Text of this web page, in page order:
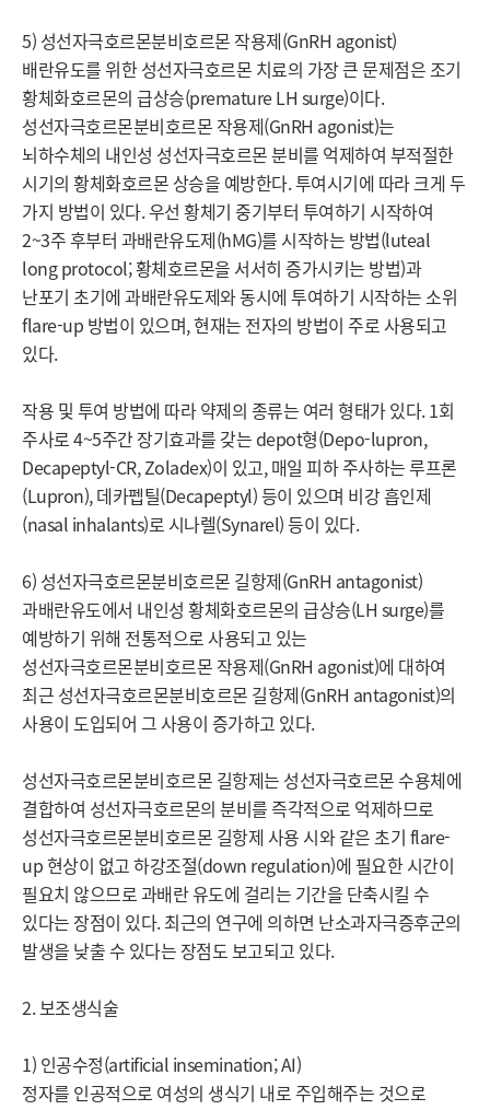
5) 성선자극호르몬분비호르몬 작용제(GnRH agonist)
배란유도를 위한 성선자극호르몬 치료의 가장 큰 문제점은 조기
황체화호르몬의 급상승(premature LH surge)이다.
성선자극호르몬분비호르몬 작용제(GnRH agonist)는
뇌하수체의 내인성 성선자극호르몬 분비를 억제하여 부적절한
시기의 황체화호르몬 상승을 예방한다. 투여시기에 따라 크게 두
가지 방법이 있다. 우선 황체기 중기부터 투여하기 시작하여
2~3주 후부터 과배란유도제(hMG)를 시작하는 방법(luteal
long protocol; 황체호르몬을 서서히 증가시키는 방법)과
난포기 초기에 과배란유도제와 동시에 투여하기 시작하는 소위
flare-up 방법이 있으며, 현재는 전자의 방법이 주로 사용되고
있다.
작용 및 투여 방법에 따라 약제의 종류는 여러 형태가 있다. 1회
주사로 4~5주간 장기효과를 갖는 depot형(Depo-lupron,
Decapeptyl-CR, Zoladex)이 있고, 매일 피하 주사하는 루프론
(Lupron), 데카펩틸(Decapeptyl) 등이 있으며 비강 흡인제
(nasal inhalants)로 시나렐(Synarel) 등이 있다.
6) 성선자극호르몬분비호르몬 길항제(GnRH antagonist)
과배란유도에서 내인성 황체화호르몬의 급상승(LH surge)를
예방하기 위해 전통적으로 사용되고 있는
성선자극호르몬분비호르몬 작용제(GnRH agonist)에 대하여
최근 성선자극호르몬분비호르몬 길항제(GnRH antagonist)의
사용이 도입되어 그 사용이 증가하고 있다.
성선자극호르몬분비호르몬 길항제는 성선자극호르몬 수용체에
결합하여 성선자극호르몬의 분비를 즉각적으로 억제하므로
성선자극호르몬분비호르몬 길항제 사용 시와 같은 초기 flare-
up 현상이 없고 하강조절(down regulation)에 필요한 시간이
필요치 않으므로 과배란 유도에 걸리는 기간을 단축시킬 수
있다는 장점이 있다. 최근의 연구에 의하면 난소과자극증후군의
발생을 낮출 수 있다는 장점도 보고되고 있다.
2. 보조생식술
1) 인공수정(artificial insemination; AI)
정자를 인공적으로 여성의 생식기 내로 주입해주는 것으로